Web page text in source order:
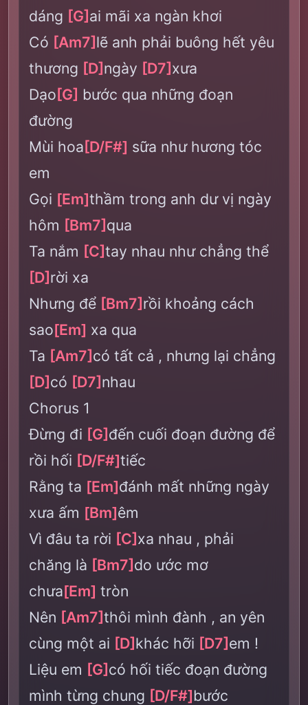
dáng [G]ai mãi xa ngàn khơi
Có [Am7]lẽ anh phải buông hết yêu
thương [D]ngày [D7]xưa
Dạo[G] bước qua những đoạn
đường
Mùi hoa[D/F#] sữa như hương tóc
em
Gọi [Em]thầm trong anh dư vị ngày
hôm [Bm7]qua
Ta nắm [C]tay nhau như chẳng thể
[D]rời xa
Nhưng để [Bm7]rồi khoảng cách
sao[Em] xa qua
Ta [Am7]có tất cả , nhưng lại chẳng
[D]có [D7]nhau
Chorus 1
Đừng đi [G]đến cuối đoạn đường để
rồi hối [D/F#]tiếc
Rằng ta [Em]đánh mất những ngày
xưa ấm [Bm]êm
Vì đâu ta rời [C]xa nhau , phải
chăng là [Bm7]do ước mơ
chưa[Em] tròn
Nên [Am7]thôi mình đành , an yên
cùng một ai [D]khác hỡi [D7]em !
Liệu em [G]có hối tiếc đoạn đường
mình từng chung [D/F#]bước